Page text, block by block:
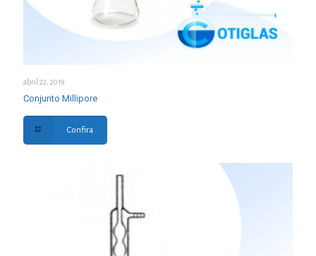
abril 22, 2019
Conjunto Millipore
Confira